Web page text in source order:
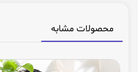
محصولات مشابه